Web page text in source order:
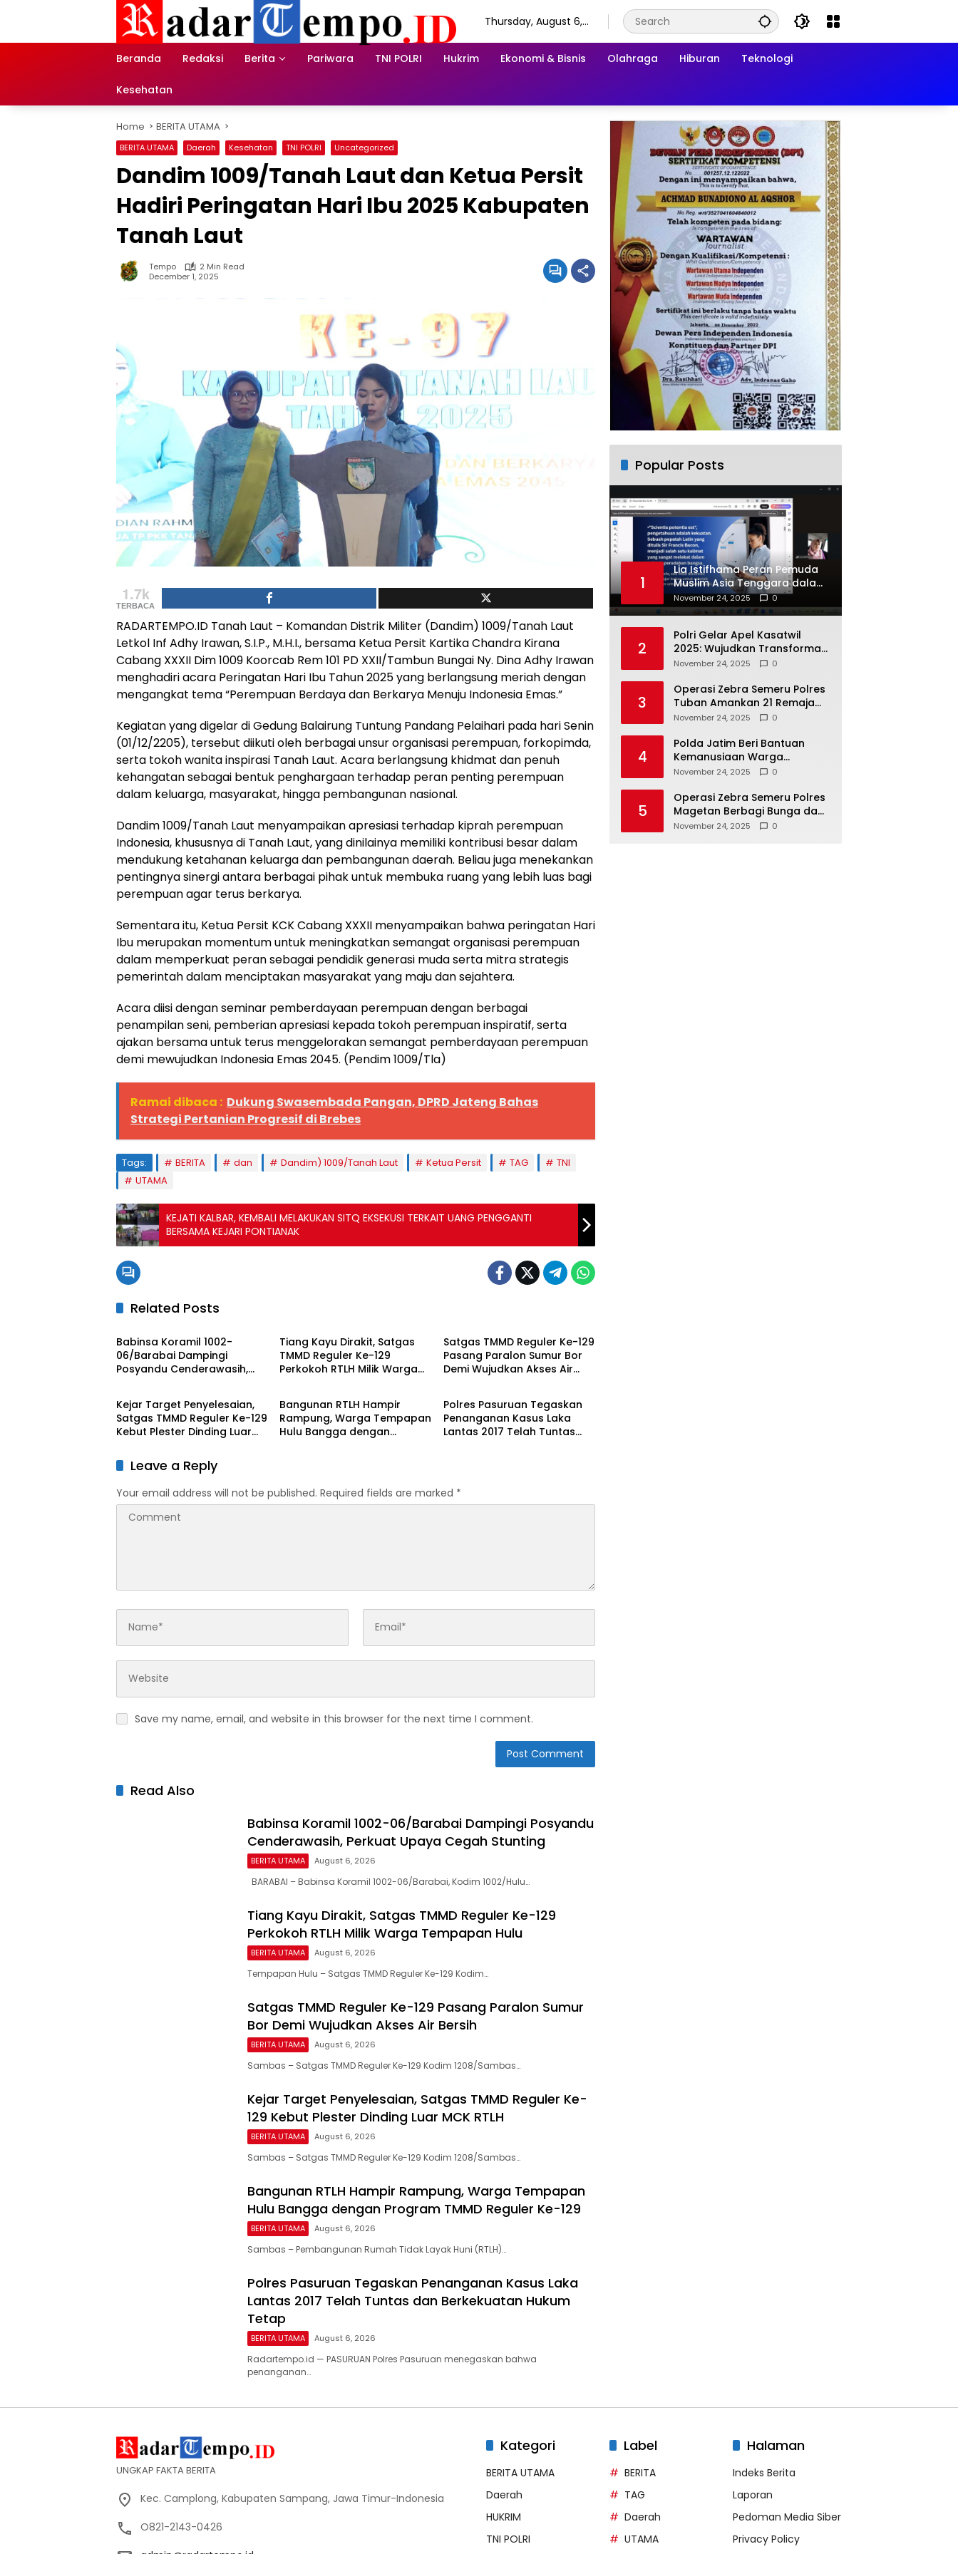
Thursday, August 6,
Beranda
Redaksi Berita Pariwara TNI POLRI Hukrim Ekonomi & Bisnis Olahraga Hiburan Teknologi
Kesehatan
Home BERITA UTAMA
BERITA UTAMA Daerah Kesehatan TNI POLRI Uncategorized
Dandim 1009/Tanah Laut dan Ketua Persit
Hadiri Peringatan Hari Ibu 2025 Kabupaten
Tanah Laut
Tempo
2 Min Read
December 1, 2025
1.7k
TERBACA
RADARTEMPO.ID Tanah Laut – Komandan Distrik Militer (Dandim) 1009/Tanah Laut
Letkol Inf Adhy Irawan, S.I.P., M.H.I., bersama Ketua Persit Kartika Chandra Kirana
Cabang XXXII Dim 1009 Koorcab Rem 101 PD XXII/Tambun Bungai Ny. Dina Adhy Irawan
menghadiri acara Peringatan Hari Ibu Tahun 2025 yang berlangsung meriah dengan
mengangkat tema “Perempuan Berdaya dan Berkarya Menuju Indonesia Emas.”
Kegiatan yang digelar di Gedung Balairung Tuntung Pandang Pelaihari pada hari Senin
(01/12/2205), tersebut diikuti oleh berbagai unsur organisasi perempuan, forkopimda,
serta tokoh wanita inspirasi Tanah Laut. Acara berlangsung khidmat dan penuh
kehangatan sebagai bentuk penghargaan terhadap peran penting perempuan
dalam keluarga, masyarakat, hingga pembangunan nasional.
Dandim 1009/Tanah Laut menyampaikan apresiasi terhadap kiprah perempuan
Indonesia, khususnya di Tanah Laut, yang dinilainya memiliki kontribusi besar dalam
mendukung ketahanan keluarga dan pembangunan daerah. Beliau juga menekankan
pentingnya sinergi antara berbagai pihak untuk membuka ruang yang lebih luas bagi
perempuan agar terus berkarya.
Sementara itu, Ketua Persit KCK Cabang XXXII menyampaikan bahwa peringatan Hari
Ibu merupakan momentum untuk meningkatkan semangat organisasi perempuan
dalam memperkuat peran sebagai pendidik generasi muda serta mitra strategis
pemerintah dalam menciptakan masyarakat yang maju dan sejahtera.
Acara diisi dengan seminar pemberdayaan perempuan dengan berbagai
penampilan seni, pemberian apresiasi kepada tokoh perempuan inspiratif, serta
ajakan bersama untuk terus menggelorakan semangat pemberdayaan perempuan
demi mewujudkan Indonesia Emas 2045. (Pendim 1009/Tla)
Ramai dibaca : Dukung Swasembada Pangan, DPRD Jateng Bahas
Strategi Pertanian Progresif di Brebes
Tags: BERITA dan Dandim) 1009/Tanah Laut Ketua Persit TAG
TNI
UTAMA
KEJATI KALBAR, KEMBALI MELAKUKAN SITQ EKSEKUSI TERKAIT UANG PENGGANTI
BERSAMA KEJARI PONTIANAK
Related Posts
BERITA UTAMA
Babinsa Koramil 1002-
06/Barabai Dampingi
Posyandu Cenderawasih,
Tiang Kayu Dirakit, Satgas
TMMD Reguler Ke-129
Perkokoh RTLH Milik Warga
Satgas TMMD Reguler Ke-129
Pasang Paralon Sumur Bor
Demi Wujudkan Akses Air
BERITA UTAMA
Kejar Target Penyelesaian,
Satgas TMMD Reguler Ke-129
Kebut Plester Dinding Luar
BERITA UTAMA
Bangunan RTLH Hampir
Rampung, Warga Tempapan
Hulu Bangga dengan
BERITA UTAMA
Polres Pasuruan Tegaskan
Penanganan Kasus Laka
Lantas 2017 Telah Tuntas
Leave a Reply
Your email address will not be published. Required fields are marked *
Save my name, email, and website in this browser for the next time I comment.
Read Also
Babinsa Koramil 1002-06/Barabai Dampingi Posyandu
Cenderawasih, Perkuat Upaya Cegah Stunting
BERITA UTAMA August 6, 2026
BARABAI – Babinsa Koramil 1002-06/Barabai, Kodim 1002/Hulu…
Tiang Kayu Dirakit, Satgas TMMD Reguler Ke-129
Perkokoh RTLH Milik Warga Tempapan Hulu
BERITA UTAMA August 6, 2026
Tempapan Hulu – Satgas TMMD Reguler Ke-129 Kodim…
Satgas TMMD Reguler Ke-129 Pasang Paralon Sumur
Bor Demi Wujudkan Akses Air Bersih
BERITA UTAMA August 6, 2026
Sambas – Satgas TMMD Reguler Ke-129 Kodim 1208/Sambas…
Kejar Target Penyelesaian, Satgas TMMD Reguler Ke-
129 Kebut Plester Dinding Luar MCK RTLH
BERITA UTAMA August 6, 2026
Sambas – Satgas TMMD Reguler Ke-129 Kodim 1208/Sambas…
Bangunan RTLH Hampir Rampung, Warga Tempapan
Hulu Bangga dengan Program TMMD Reguler Ke-129
BERITA UTAMA August 6, 2026
Sambas – Pembangunan Rumah Tidak Layak Huni (RTLH)…
Polres Pasuruan Tegaskan Penanganan Kasus Laka
Lantas 2017 Telah Tuntas dan Berkekuatan Hukum
Tetap
BERITA UTAMA August 6, 2026
Radartempo.id — PASURUAN Polres Pasuruan menegaskan bahwa
penanganan…
Popular Posts
1
Lia Istifhama Peran Pemuda
Muslim Asia Tenggara dalam
Inovasi dan Kolaborasi
Internasional
November 24, 2025 0
2
Polri Gelar Apel Kasatwil
2025: Wujudkan Transformasi
Polri yang Profesional untuk
November 24, 2025 0
3
Operasi Zebra Semeru Polres
Tuban Amankan 21 Remaja
Pelaku Balap Liar
November 24, 2025 0
4
Polda Jatim Beri Bantuan
Kemanusiaan Warga
Terdampak Erupsi Gunung
November 24, 2025 0
5
Operasi Zebra Semeru Polres
Magetan Berbagi Bunga dan
Coklat Ajak Warga Tertib
November 24, 2025 0
UNGKAP FAKTA BERITA
Kec. Camplong, Kabupaten Sampang, Jawa Timur-Indonesia
O821-2143-0426
Kategori
BERITA UTAMA
Daerah
HUKRIM
TNI POLRI
Label
BERITA
TAG
Daerah
UTAMA
Halaman
Indeks Berita
Laporan
Pedoman Media Siber
Privacy Policy